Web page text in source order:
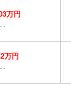
万円
- -
万円
- -